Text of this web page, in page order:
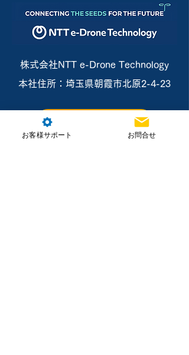
株式会社NTT e-Drone Technology
本社住所：埼玉県朝霞市北原2-4-23
お客様サポート お問合せ